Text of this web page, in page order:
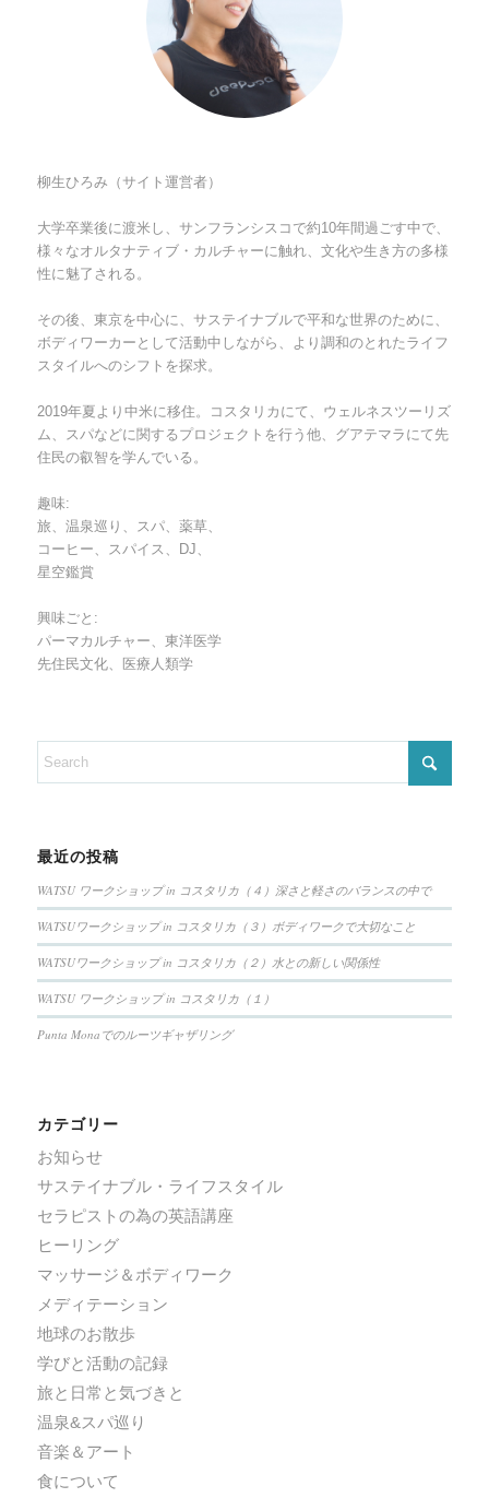
柳生ひろみ（サイト運営者）
大学卒業後に渡米し、サンフランシスコで約10年間過ごす中で、
様々なオルタナティブ・カルチャーに触れ、文化や生き方の多様
性に魅了される。
その後、東京を中心に、サステイナブルで平和な世界のために、
ボディワーカーとして活動中しながら、より調和のとれたライフ
スタイルへのシフトを探求。
2019年夏より中米に移住。コスタリカにて、ウェルネスツーリズ
ム、スパなどに関するプロジェクトを行う他、グアテマラにて先
住民の叡智を学んでいる。
趣味:
旅、温泉巡り、スパ、薬草、
コーヒー、スパイス、DJ、
星空鑑賞
興味ごと:
パーマカルチャー、東洋医学
先住民文化、医療人類学
最近の投稿
WATSU ワークショップ in コスタリカ（４）深さと軽さのバランスの中で
WATSUワークショップ in コスタリカ（３）ボディワークで大切なこと
WATSUワークショップ in コスタリカ（２）水との新しい関係性
WATSU ワークショップ in コスタリカ（１）
Punta Monaでのルーツギャザリング
カテゴリー
お知らせ
サステイナブル・ライフスタイル
セラピストの為の英語講座
ヒーリング
マッサージ＆ボディワーク
メディテーション
地球のお散歩
学びと活動の記録
旅と日常と気づきと
温泉&スパ巡り
音楽＆アート
食について